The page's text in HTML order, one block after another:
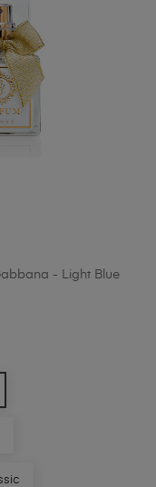
- Light Blue